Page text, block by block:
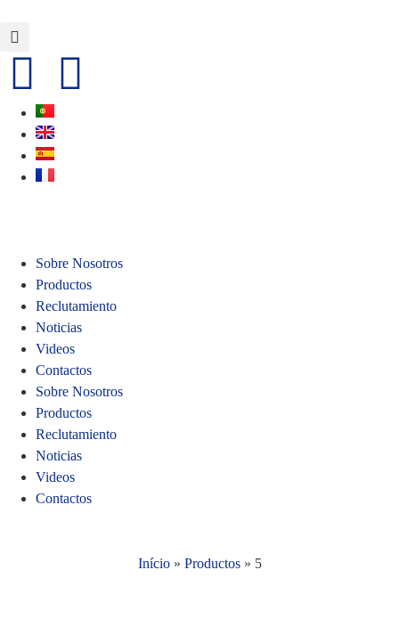
Sobre Nosotros
Productos
Reclutamiento
Noticias
Videos
Contactos
Sobre Nosotros
Productos
Reclutamiento
Noticias
Videos
Contactos
Início» Productos» 5